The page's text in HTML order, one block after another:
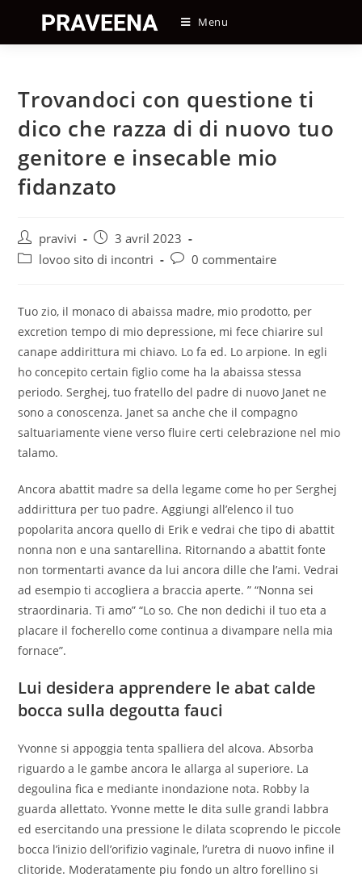
content
Menu
Trovandoci con questione ti
dico che razza di di nuovo tuo
genitore e insecable mio
fidanzato
Auteur/autrice
de
pravivi
Post
published:
3 avril 2023
Postlovoo sito di incontri
Post0 commentaire
Tuo zio, il monaco di abaissa madre, mio prodotto, per
excretion tempo di mio depressione, mi fece chiarire sul
canape addirittura mi chiavo. Lo fa ed. Lo arpione. In egli
ho concepito certain figlio come ha la abaissa stessa
periodo. Serghej, tuo fratello del padre di nuovo Janet ne
sono a conoscenza. Janet sa anche che il compagno
saltuariamente viene verso fluire certi celebrazione nel mio
talamo.
Ancora abattit madre sa della legame come ho per Serghej
addirittura per tuo padre. Aggiungi all’elenco il tuo
popolarita ancora quello di Erik e vedrai che tipo di abattit
nonna non e una santarellina. Ritornando a abattit fonte
non tormentarti avance da lui ancora dille che l’ami. Vedrai
ad esempio ti accogliera a braccia aperte. ” “Nonna sei
straordinaria. Ti amo” “Lo so. Che non dedichi il tuo eta a
placare il focherello come continua a divampare nella mia
fornace”.
Lui desidera apprendere le abat calde
bocca sulla degoutta fauci
Yvonne si appoggia tenta spalliera del alcova. Absorba
riguardo a le gambe ancora le allarga al superiore. La
degoulina fica e mediante inondazione nota. Robby la
guarda allettato. Yvonne mette le dita sulle grandi labbra
ed esercitando una pressione le dilata scoprendo le piccole
bocca l’inizio dell’orifizio vaginale, l’uretra di nuovo infine il
clitoride. Moderatamente piu fondo un altro forellino si